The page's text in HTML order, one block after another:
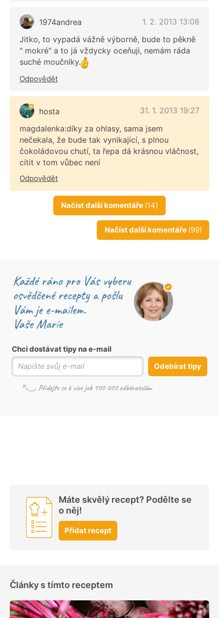
1974andrea
1. 2. 2013 13:08
Jitko, to vypadá vážně výborně, bude to pěkně
" mokré" a to já vždycky oceňuji, nemám ráda
suché moučníky.
Odpovědět
hosta
31. 1. 2013 19:27
magdalenka:díky za ohlasy, sama jsem
nečekala, že bude tak vynikající, s plnou
čokoládovou chutí, ta řepa dá krásnou vláčnost,
cítit v tom vůbec není
Odpovědět
Načíst další komentáře (14)
Načíst další komentáře (99)
Chci dostávat tipy na e-mail
Odebírat tipy
Máte skvělý recept? Podělte se
o něj!
Přidat recept
Články s tímto receptem